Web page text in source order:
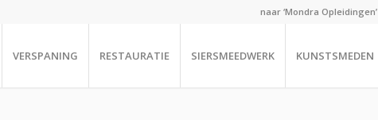
naar ‘Mondra Opleidingen’
VERSPANING RESTAURATIE SIERSMEEDWERK KUNSTSMEDEN